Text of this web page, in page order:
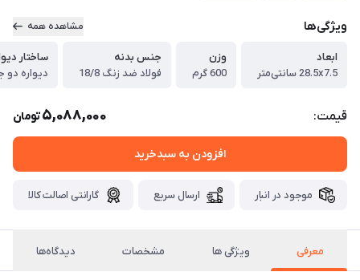
ویژگی‌ها مشاهده همه
ابعاد
28.5x7.5 سانتی‌متر
وزن
600 گرم
جنس بدنه
فولاد ضد زنگ 18/8
ساختار
دیواره دو
قیمت: 5,088,000تومان
افزودن به سبدخرید
موجود در انبار ارسال سریع گارانتی اصالت کالا
معرفی ویژگی ها مشخصات دیدگاه‌ها